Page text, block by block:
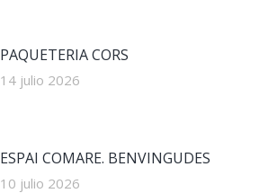
PAQUETERIA CORS
14 julio 2026
ESPAI COMARE. BENVINGUDES
10 julio 2026